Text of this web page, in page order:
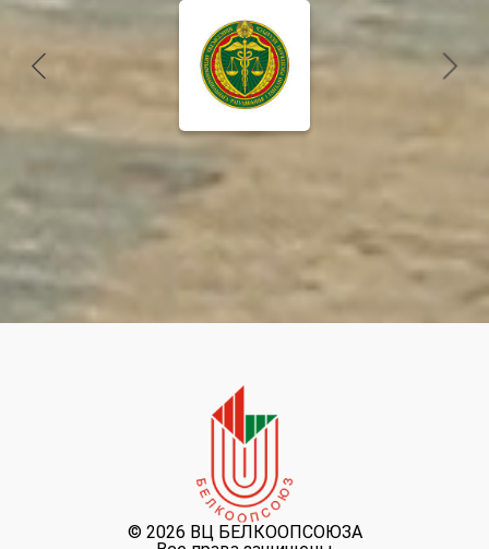
© 2026 ВЦ БЕЛКООПСОЮЗА